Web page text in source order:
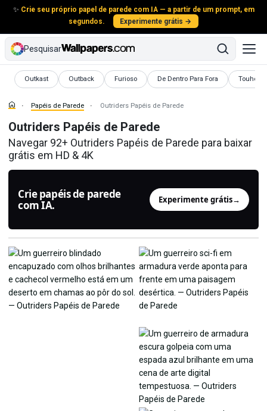
✨ Crie seu próprio papel de parede com IA — a partir de um prompt, em
segundos.
Experimente grátis →
Pesquisar
Outkast
Papéis de ParedeOutback
Papéis de ParedeFurioso
Papéis de ParedeDe Dentro Para Fora
Papéis de Parede Touhou
Papéis
Papéis de Parede Outriders Papéis de Parede
Outriders Papéis de Parede
Navegar 92+ Outriders Papéis de Parede para baixar
grátis em HD & 4K
Crie papéis de parede
com IA.
Experimente grátis→